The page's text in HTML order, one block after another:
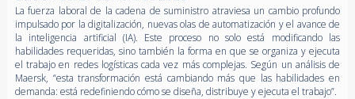
La fuerza laboral de la cadena de suministro atraviesa un cambio profundo
impulsado por la digitalización, nuevas olas de automatización y el avance de
la inteligencia artificial (IA). Este proceso no solo está modificando las
habilidades requeridas, sino también la forma en que se organiza y ejecuta
el trabajo en redes logísticas cada vez más complejas. Según un análisis de
Maersk, “esta transformación está cambiando más que las habilidades en
demanda: está redefiniendo cómo se diseña, distribuye y ejecuta el trabajo”.